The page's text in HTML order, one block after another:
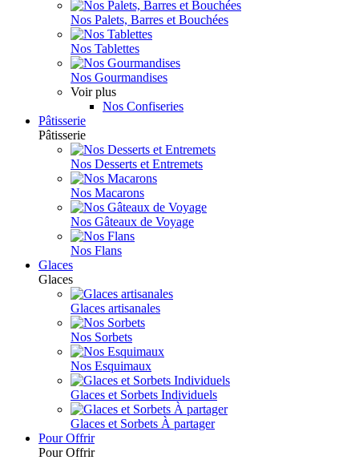
Nos Palets, Barres et Bouchées
Nos Tablettes
Nos Gourmandises
Voir plus
Nos Confiseries
Pâtisserie
Pâtisserie
Nos Desserts et Entremets
Nos Macarons
Nos Gâteaux de Voyage
Nos Flans
Glaces
Glaces
Glaces artisanales
Nos Sorbets
Nos Esquimaux
Glaces et Sorbets Individuels
Glaces et Sorbets À partager
Pour Offrir
Pour Offrir